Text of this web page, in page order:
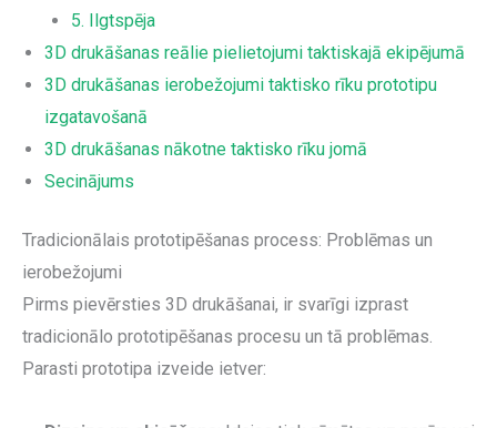
5. Ilgtspēja
3D drukāšanas reālie pielietojumi taktiskajā ekipējumā
3D drukāšanas ierobežojumi taktisko rīku prototipu
izgatavošanā
3D drukāšanas nākotne taktisko rīku jomā
Secinājums
Tradicionālais prototipēšanas process: Problēmas un
ierobežojumi
Pirms pievērsties 3D drukāšanai, ir svarīgi izprast
tradicionālo prototipēšanas procesu un tā problēmas.
Parasti prototipa izveide ietver: